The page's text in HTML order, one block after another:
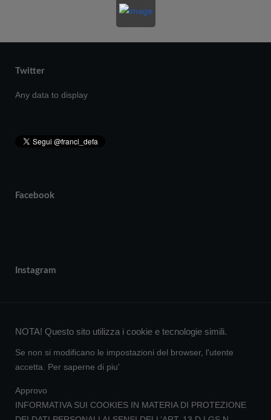
Twitter
Any data to display
Facebook
Instagram
NOTA! Questo sito utilizza i cookie e tecnologie simili.
Se non si modificano le impostazioni del browser, l'utente
accetta. Per saperne di piu'
Approvo
INFORMATIVA SUI COOKIES IN MATERIA DI PROTEZIONE